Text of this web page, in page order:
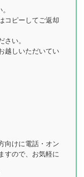
コピーしてご返却
い。
越しいただいてい
向けに電話・オン
すので、お気軽に